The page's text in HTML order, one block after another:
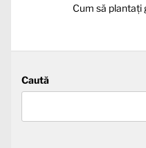
Articolul
Cum să plantați
Caută